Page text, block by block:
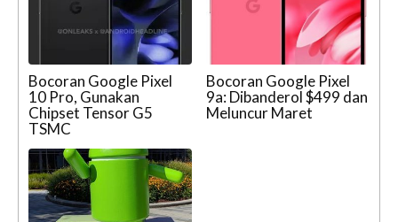
Bocoran Google Pixel
10 Pro, Gunakan
Chipset Tensor G5
TSMC
Bocoran Google Pixel
9a: Dibanderol $499 dan
Meluncur Maret